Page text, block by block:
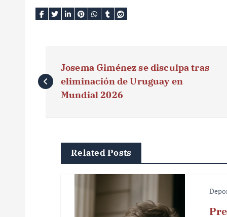
a
Josema Giménez se disculpa tras
eliminación de Uruguay en
Mundial 2026
Related Posts